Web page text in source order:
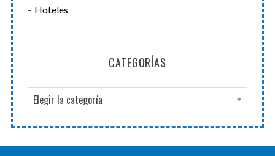
Hoteles
CATEGORÍAS
a
t
e